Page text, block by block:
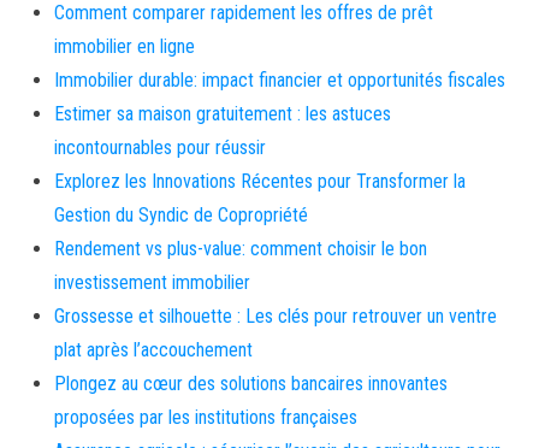
Comment comparer rapidement les offres de prêt
immobilier en ligne
Immobilier durable: impact financier et opportunités fiscales
Estimer sa maison gratuitement : les astuces
incontournables pour réussir
Explorez les Innovations Récentes pour Transformer la
Gestion du Syndic de Copropriété
Rendement vs plus-value: comment choisir le bon
investissement immobilier
Grossesse et silhouette : Les clés pour retrouver un ventre
plat après l’accouchement
Plongez au cœur des solutions bancaires innovantes
proposées par les institutions françaises